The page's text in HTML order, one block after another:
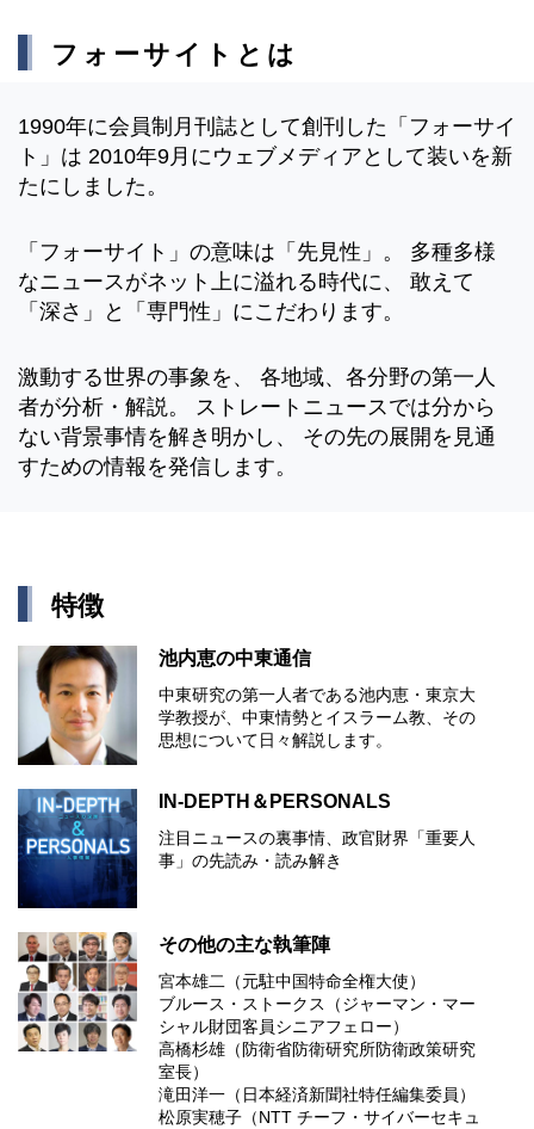
フォーサイトとは
1990年に会員制月刊誌として創刊した「フォーサイ
ト」は 2010年9月にウェブメディアとして装いを新
たにしました。
「フォーサイト」の意味は「先見性」。 多種多様
なニュースがネット上に溢れる時代に、 敢えて
「深さ」と「専門性」にこだわります。
激動する世界の事象を、 各地域、各分野の第一人
者が分析・解説。 ストレートニュースでは分から
ない背景事情を解き明かし、 その先の展開を見通
すための情報を発信します。
特徴
池内恵の中東通信
中東研究の第⼀⼈者である池内恵・東京⼤
学教授が、中東情勢とイスラーム教、その
思想について⽇々解説します。
IN-DEPTH＆PERSONALS
注目ニュースの裏事情、政官財界「重要人
事」の先読み・読み解き
その他の主な執筆陣
宮本雄二（元駐中国特命全権大使）
ブルース・ストークス（ジャーマン・マー
シャル財団客員シニアフェロー）
高橋杉雄（防衛省防衛研究所防衛政策研究
室長）
滝田洋一（日本経済新聞社特任編集委員）
松原実穂子（NTT チーフ・サイバーセキュ